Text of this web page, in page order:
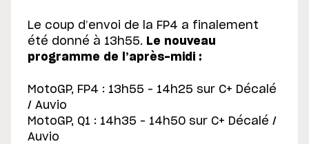
Le coup d’envoi de la FP4 a finalement
été donné à 13h55. Le nouveau
programme de l’après-midi :
MotoGP, FP4 : 13h55 – 14h25 sur C+ Décalé
/ Auvio
MotoGP, Q1 : 14h35 – 14h50 sur C+ Décalé /
Auvio